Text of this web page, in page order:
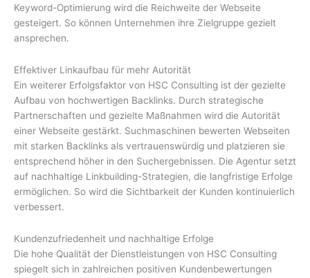
Keyword-Optimierung wird die Reichweite der Webseite
gesteigert. So können Unternehmen ihre Zielgruppe gezielt
ansprechen.
Effektiver Linkaufbau für mehr Autorität
Ein weiterer Erfolgsfaktor von HSC Consulting ist der gezielte
Aufbau von hochwertigen Backlinks. Durch strategische
Partnerschaften und gezielte Maßnahmen wird die Autorität
einer Webseite gestärkt. Suchmaschinen bewerten Webseiten
mit starken Backlinks als vertrauenswürdig und platzieren sie
entsprechend höher in den Suchergebnissen. Die Agentur setzt
auf nachhaltige Linkbuilding-Strategien, die langfristige Erfolge
ermöglichen. So wird die Sichtbarkeit der Kunden kontinuierlich
verbessert.
Kundenzufriedenheit und nachhaltige Erfolge
Die hohe Qualität der Dienstleistungen von HSC Consulting
spiegelt sich in zahlreichen positiven Kundenbewertungen